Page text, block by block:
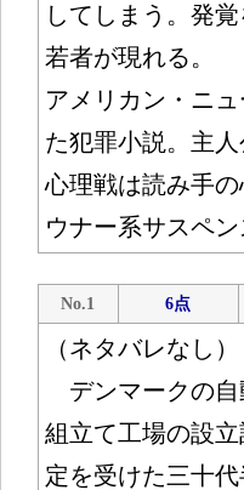
してしまう。発
若者が現れる。
アメリカン・ニ
た犯罪小説。主
心理戦は読み手
ウナー系サスペン
No.1 6点
（ネタバレなし）
デンマークの自
組立て工場の設
定を受けた三十